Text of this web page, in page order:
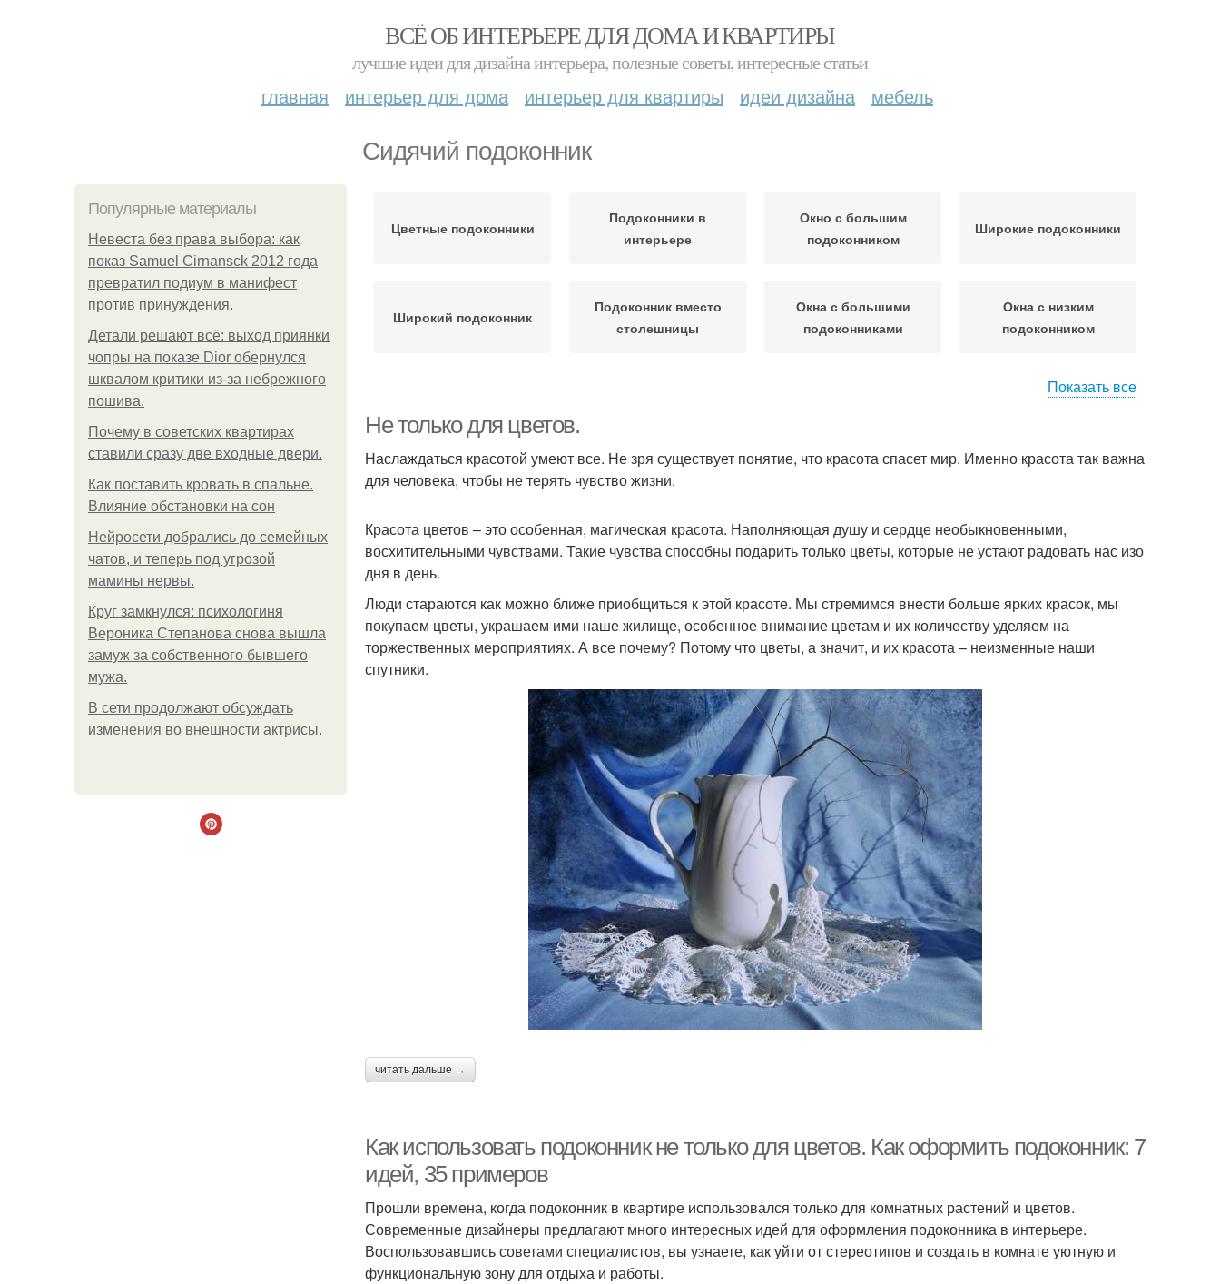
ВСЁ ОБ ИНТЕРЬЕРЕ ДЛЯ ДОМА И КВАРТИРЫ
лучшие идеи для дизайна интерьера, полезные советы, интересные статьи
главная интерьер для дома интерьер для квартиры идеи дизайна мебель
Сидячий подоконник
Популярные материалы
Невеста без права выбора: как
показ Samuel Cirnansck 2012 года
превратил подиум в манифест
против принуждения.
Детали решают всё: выход приянки
чопры на показе Dior обернулся
шквалом критики из-за небрежного
пошива.
Почему в советских квартирах
ставили сразу две входные двери.
Как поставить кровать в спальне.
Влияние обстановки на сон
Нейросети добрались до семейных
чатов, и теперь под угрозой
мамины нервы.
Круг замкнулся: психологиня
Вероника Степанова снова вышла
замуж за собственного бывшего
мужа.
В сети продолжают обсуждать
изменения во внешности актрисы.
Цветные подоконники
Подоконники в
интерьере
Окно с большим
подоконником
Широкие подоконники
Широкий подоконник
Подоконник вместо
столешницы
Окна с большими
подоконниками
Окна с низким
подоконником
подоконником
Показать все
Не только для цветов.
Наслаждаться красотой умеют все. Не зря существует понятие, что красота спасет мир. Именно красота так важна
для человека, чтобы не терять чувство жизни.
Красота цветов – это особенная, магическая красота. Наполняющая душу и сердце необыкновенными,
восхитительными чувствами. Такие чувства способны подарить только цветы, которые не устают радовать нас изо
дня в день.
Люди стараются как можно ближе приобщиться к этой красоте. Мы стремимся внести больше ярких красок, мы
покупаем цветы, украшаем ими наше жилище, особенное внимание цветам и их количеству уделяем на
торжественных мероприятиях. А все почему? Потому что цветы, а значит, и их красота – неизменные наши
спутники.
читать дальше →
Как использовать подоконник не только для цветов. Как оформить подоконник: 7
идей, 35 примеров
Прошли времена, когда подоконник в квартире использовался только для комнатных растений и цветов.
Современные дизайнеры предлагают много интересных идей для оформления подоконника в интерьере.
Воспользовавшись советами специалистов, вы узнаете, как уйти от стереотипов и создать в комнате уютную и
функциональную зону для отдыха и работы.